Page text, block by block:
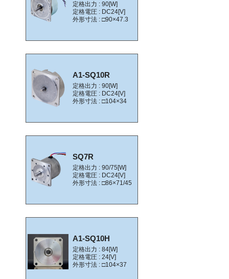
定格出力 : 90[W]
定格電圧 : DC24[V]
外形寸法 : □90×47.3
A1-SQ10R
定格出力 : 90[W]
定格電圧 : DC24[V]
外形寸法 : □104×34
SQ7R
定格出力 : 90/75[W]
定格電圧 : DC24[V]
外形寸法 : □86×71/45
A1-SQ10H
定格出力 : 84[W]
定格電圧 : 24[V]
外形寸法 : □104×37